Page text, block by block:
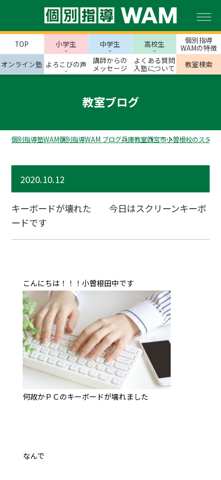
TOP 小学生 中学生 高校生
個別指導
WAMの特徴
オンライン塾 よろこびの声
講師からの
メッセージ
よくある質問
入塾について
教室検索
教室ブログ
個別指導塾WAM個別指導WAM ブログ兵庫教室西宮市小曽根校のスタッ
2020.10.12
キーボードが壊れた 今日はスクリーンキーボ
ードです
こんにちは！！！小曽根田中です
何故かＰＣのキーボードが壊れました
なんで